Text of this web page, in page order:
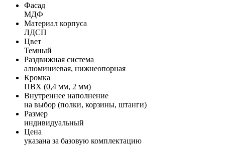
Фасад
МДФ
Материал корпуса
ЛДСП
Цвет
Темный
Раздвижная система
алюминиевая, нижнеопорная
Кромка
ПВХ (0,4 мм, 2 мм)
Внутреннее наполнение
на выбор (полки, корзины, штанги)
Размер
индивидуальный
Цена
указана за базовую комплектацию